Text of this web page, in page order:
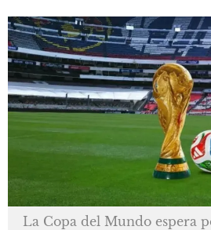
La Copa del Mundo espera